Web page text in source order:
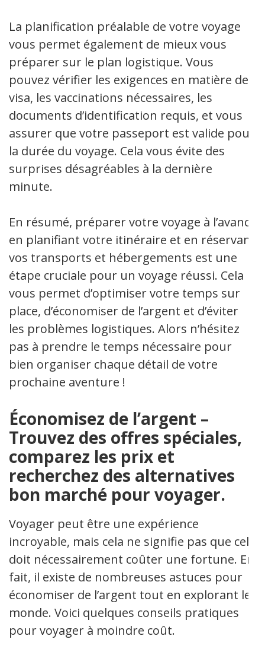
La planification préalable de votre voyage
vous permet également de mieux vous
préparer sur le plan logistique. Vous
pouvez vérifier les exigences en matière de
visa, les vaccinations nécessaires, les
documents d’identification requis, et vous
assurer que votre passeport est valide pour
la durée du voyage. Cela vous évite des
surprises désagréables à la dernière
minute.
En résumé, préparer votre voyage à l’avance
en planifiant votre itinéraire et en réservant
vos transports et hébergements est une
étape cruciale pour un voyage réussi. Cela
vous permet d’optimiser votre temps sur
place, d’économiser de l’argent et d’éviter
les problèmes logistiques. Alors n’hésitez
pas à prendre le temps nécessaire pour
bien organiser chaque détail de votre
prochaine aventure !
Économisez de l’argent –
Trouvez des offres spéciales,
comparez les prix et
recherchez des alternatives
bon marché pour voyager.
Voyager peut être une expérience
incroyable, mais cela ne signifie pas que cela
doit nécessairement coûter une fortune. En
fait, il existe de nombreuses astuces pour
économiser de l’argent tout en explorant le
monde. Voici quelques conseils pratiques
pour voyager à moindre coût.